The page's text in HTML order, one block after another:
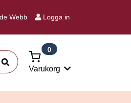
Webb Logga in
Sök
Varukorg
0